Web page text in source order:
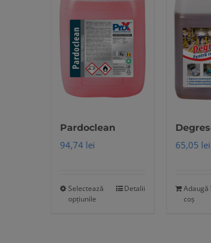
Pardoclean
94,74 lei
Selectează
opțiunile
Acest Detalii
65,05 lei
Adaugă
coș